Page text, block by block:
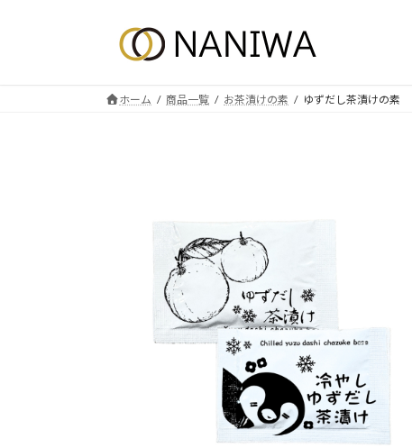
ホーム 商品一覧 お茶漬けの素 ゆずだし茶漬けの素